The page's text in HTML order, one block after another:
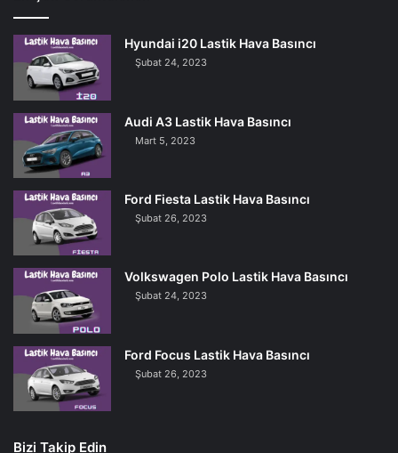
Hyundai i20 Lastik Hava Basıncı
Şubat 24, 2023
Audi A3 Lastik Hava Basıncı
Mart 5, 2023
Ford Fiesta Lastik Hava Basıncı
Şubat 26, 2023
Volkswagen Polo Lastik Hava Basıncı
Şubat 24, 2023
Ford Focus Lastik Hava Basıncı
Şubat 26, 2023
Bizi Takip Edin